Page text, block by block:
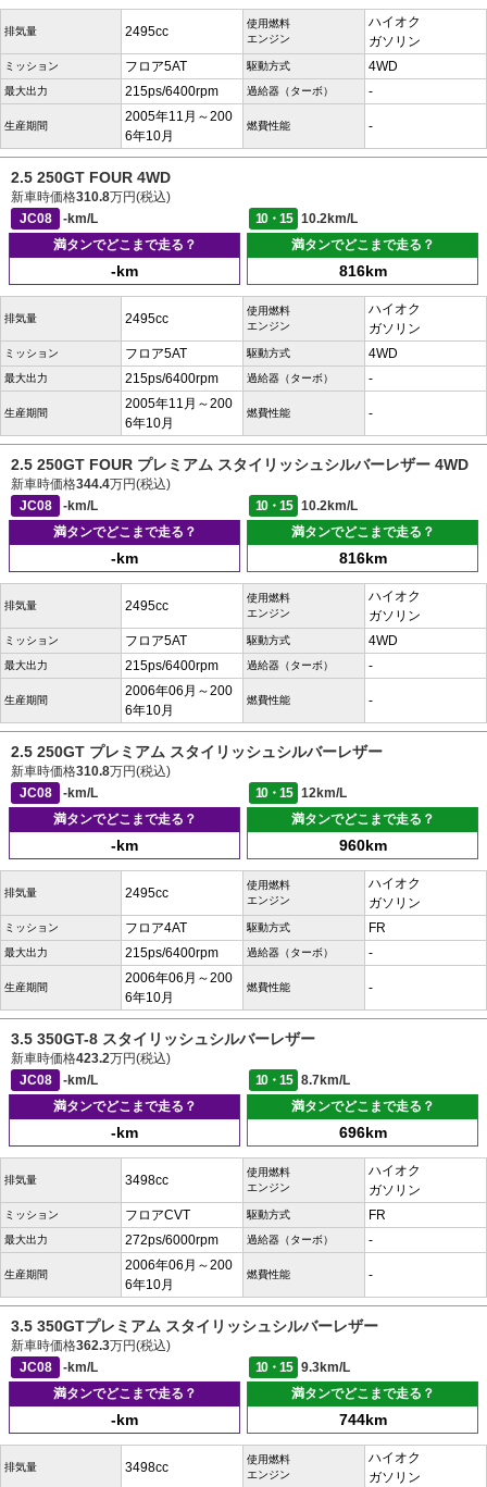
排気量 2495cc
使用燃料
エンジン
ハイオク
ガソリン
ミッション フロア5AT 駆動方式 4WD
最大出力 215ps/6400rpm 過給器（ターボ） -
生産期間
2005年11月～200
6年10月
燃費性能 -
2.5 250GT FOUR 4WD
新車時価格310.8万円(税込)
JC08
-km/L 10・15
10.2km/L
満タンでどこまで走る？
-km
満タンでどこまで走る？
816km
排気量 2495cc
使用燃料
エンジン
ハイオク
ガソリン
ミッション フロア5AT 駆動方式 4WD
最大出力 215ps/6400rpm 過給器（ターボ） -
生産期間
2005年11月～200
6年10月
燃費性能 -
2.5 250GT FOUR プレミアム スタイリッシュシルバーレザー 4WD
新車時価格344.4万円(税込)
JC08
-km/L 10・15
10.2km/L
満タンでどこまで走る？
-km
満タンでどこまで走る？
816km
排気量 2495cc
使用燃料
エンジン
ハイオク
ガソリン
ミッション フロア5AT 駆動方式 4WD
最大出力 215ps/6400rpm 過給器（ターボ） -
生産期間
2006年06月～200
6年10月
燃費性能 -
2.5 250GT プレミアム スタイリッシュシルバーレザー
新車時価格310.8万円(税込)
JC08
-km/L 10・15
12km/L
満タンでどこまで走る？
-km
満タンでどこまで走る？
960km
排気量 2495cc
使用燃料
エンジン
ハイオク
ガソリン
ミッション フロア4AT 駆動方式 FR
最大出力 215ps/6400rpm 過給器（ターボ） -
生産期間
2006年06月～200
6年10月
燃費性能 -
3.5 350GT-8 スタイリッシュシルバーレザー
新車時価格423.2万円(税込)
JC08
-km/L 10・15
8.7km/L
満タンでどこまで走る？
-km
満タンでどこまで走る？
696km
排気量 3498cc
使用燃料
エンジン
ハイオク
ガソリン
ミッション フロアCVT 駆動方式 FR
最大出力 272ps/6000rpm 過給器（ターボ） -
生産期間
2006年06月～200
6年10月
燃費性能 -
3.5 350GTプレミアム スタイリッシュシルバーレザー
新車時価格362.3万円(税込)
JC08
-km/L 10・15
9.3km/L
満タンでどこまで走る？
-km
満タンでどこまで走る？
744km
排気量 3498cc
使用燃料
エンジン
ハイオク
ガソリン